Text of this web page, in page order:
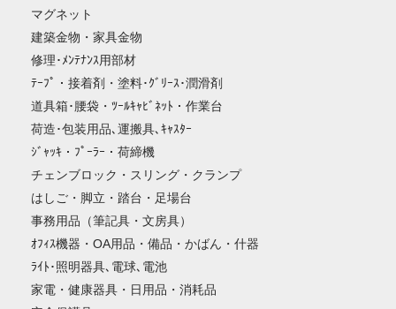
マグネット
建築金物・家具金物
修理･ﾒﾝﾃﾅﾝｽ用部材
ﾃｰﾌﾟ・接着剤・塗料･ｸﾞﾘｰｽ･潤滑剤
道具箱･腰袋・ﾂｰﾙｷｬﾋﾞﾈｯﾄ・作業台
荷造･包装用品､運搬具､ｷｬｽﾀｰ
ｼﾞｬｯｷ・ﾌﾟｰﾗｰ・荷締機
チェンブロック・スリング・クランプ
はしご・脚立・踏台・足場台
事務用品（筆記具・文房具）
ｵﾌｨｽ機器・OA用品・備品・かばん・什器
ﾗｲﾄ･照明器具､電球､電池
家電・健康器具・日用品・消耗品